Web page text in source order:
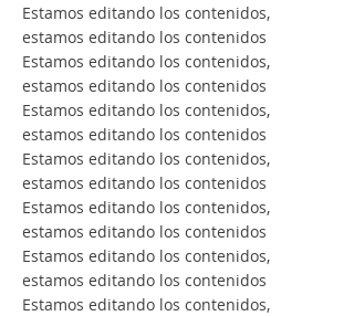
Estamos editando los contenidos,
estamos editando los contenidos
Estamos editando los contenidos,
estamos editando los contenidos
Estamos editando los contenidos,
estamos editando los contenidos
Estamos editando los contenidos,
estamos editando los contenidos
Estamos editando los contenidos,
estamos editando los contenidos
Estamos editando los contenidos,
estamos editando los contenidos
Estamos editando los contenidos,